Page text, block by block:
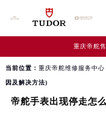
重庆帝舵
当前位置： 重庆帝舵维修服务中心
因及解决方法)
帝舵手表出现停走怎